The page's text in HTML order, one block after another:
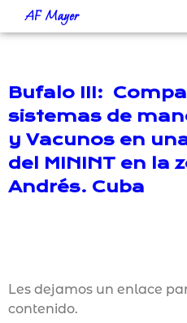
AF Mayer
Bufalo III:
sistemas de
y Vacunos en
del MININT en la
Andrés. Cuba
Les dejamos un enlace
contenido.